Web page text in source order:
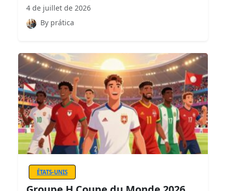
4 de juillet de 2026
By prática
ÉTATS-UNIS